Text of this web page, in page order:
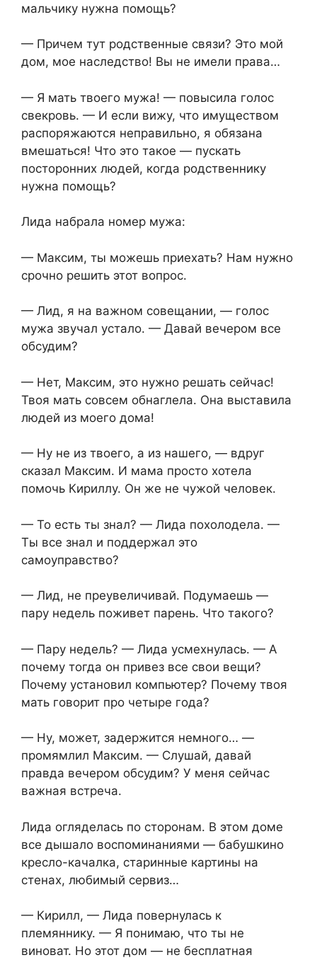
мальчику нужна помощь?
— Причем тут родственные связи? Это мой
дом, мое наследство! Вы не имели права…
— Я мать твоего мужа! — повысила голос
свекровь. — И если вижу, что имуществом
распоряжаются неправильно, я обязана
вмешаться! Что это такое — пускать
посторонних людей, когда родственнику
нужна помощь?
Лида набрала номер мужа:
— Максим, ты можешь приехать? Нам нужно
срочно решить этот вопрос.
— Лид, я на важном совещании, — голос
мужа звучал устало. — Давай вечером все
обсудим?
— Нет, Максим, это нужно решать сейчас!
Твоя мать совсем обнаглела. Она выставила
людей из моего дома!
— Ну не из твоего, а из нашего, — вдруг
сказал Максим. И мама просто хотела
помочь Кириллу. Он же не чужой человек.
— То есть ты знал? — Лида похолодела. —
Ты все знал и поддержал это
самоуправство?
— Лид, не преувеличивай. Подумаешь —
пару недель поживет парень. Что такого?
— Пару недель? — Лида усмехнулась. — А
почему тогда он привез все свои вещи?
Почему установил компьютер? Почему твоя
мать говорит про четыре года?
— Ну, может, задержится немного… —
промямлил Максим. — Слушай, давай
правда вечером обсудим? У меня сейчас
важная встреча.
Лида огляделась по сторонам. В этом доме
все дышало воспоминаниями — бабушкино
кресло-качалка, старинные картины на
стенах, любимый сервиз…
— Кирилл, — Лида повернулась к
племяннику. — Я понимаю, что ты не
виноват. Но этот дом — не бесплатная